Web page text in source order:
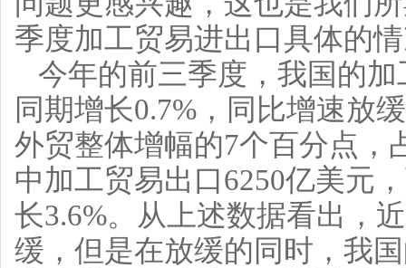
季度加工贸易进出口具体的
今年的前三季度，我国的
同期增长0.7%，同比增速放
外贸整体增幅的7个百分点，
中加工贸易出口6250亿美元
长3.6%。从上述数据看出，
缓，但是在放缓的同时，我